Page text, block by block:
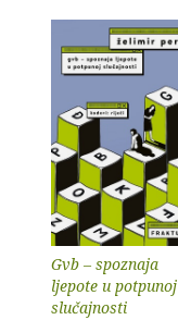
Gvb – spoznaja
ljepote u potpunoj
slučajnosti